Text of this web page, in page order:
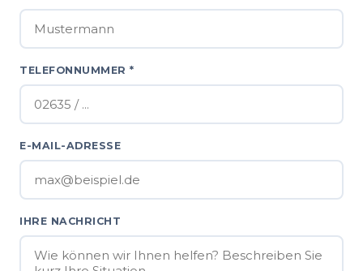
TELEFONNUMMER *
E-MAIL-ADRESSE
IHRE NACHRICHT